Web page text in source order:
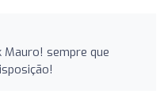
Mauro! sempre que